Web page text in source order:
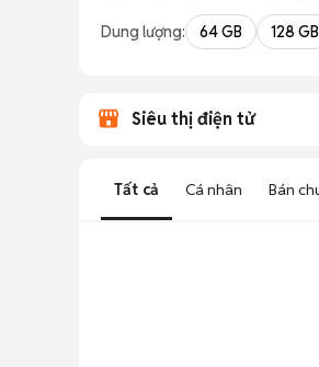
Dung lượng: 64 GB 128 GB
Siêu thị điện tử
Tất cả Cá nhân Bán